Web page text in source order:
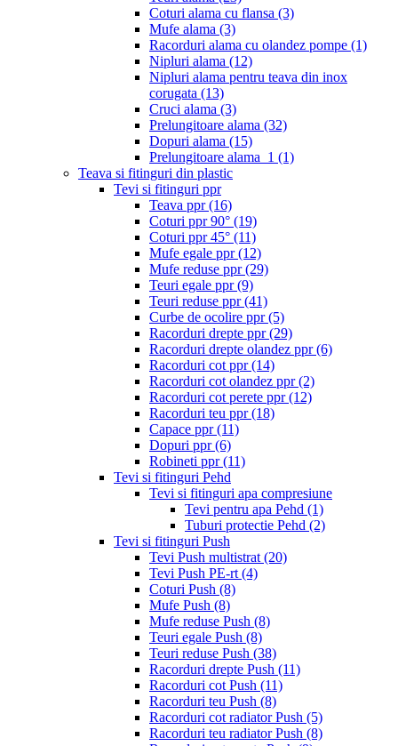
Coturi alama cu flansa (3)
Mufe alama (3)
Racorduri alama cu olandez pompe (1)
Nipluri alama (12)
Nipluri alama pentru teava din inox
corugata (13)
Cruci alama (3)
Prelungitoare alama (32)
Dopuri alama (15)
Prelungitoare alama_1 (1)
Teava si fitinguri din plastic
Tevi si fitinguri ppr
Teava ppr(16)
Coturi ppr 90° (19)
Coturi ppr 45° (11)
Mufe egale ppr(12)
Mufe reduse ppr(29)
Teuri egale ppr(9)
Teuri reduse ppr(41)
Curbe de ocolire ppr(5)
Racorduri drepte ppr(29)
Racorduri drepte olandez ppr(6)
Racorduri cot ppr(14)
Racorduri cot olandez ppr(2)
Racorduri cot perete ppr(12)
Racorduri teu ppr(18)
Capace ppr(11)
Dopuri ppr(6)
Robineti ppr(11)
Tevi si fitinguri Pehd
Tevi si fitinguri apa compresiune
Tevi pentru apa Pehd (1)
Tuburi protectie Pehd (2)
Tevi si fitinguri Push
Tevi Push multistrat (20)
Tevi Push PE-rt (4)
Coturi Push (8)
Mufe Push (8)
Mufe reduse Push (8)
Teuri egale Push (8)
Teuri reduse Push (38)
Racorduri drepte Push (11)
Racorduri cot Push (11)
Racorduri teu Push (8)
Racorduri cot radiator Push (5)
Racorduri teu radiator Push (8)